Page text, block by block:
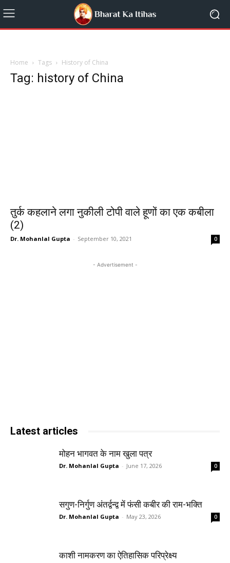
Home Tags History of China
Tag: history of China
तुर्क कहलाने लगा नुकीली टोपी वाले हूणों का एक कबीला
(2)
Dr. Mohanlal Gupta - September 10, 2021 0
- Advertisement -
Latest articles
मोहन भागवत के नाम खुला पत्र
Dr. Mohanlal Gupta - June 17, 2026 0
सगुण-निर्गुण अंतर्द्वन्द्व में फंसी कबीर की राम-भक्ति
Dr. Mohanlal Gupta - May 23, 2026 0
काशी नामकरण का ऐतिहासिक परिप्रेक्ष्य